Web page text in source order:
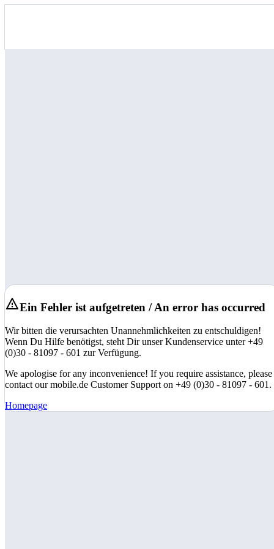
Ein Fehler ist aufgetreten / An error has occurred
Wir bitten die verursachten Unannehmlichkeiten zu entschuldigen!
Wenn Du Hilfe benötigst, steht Dir unser Kundenservice unter +49
(0)30 - 81097 - 601 zur Verfügung.
We apologise for any inconvenience! If you require assistance, please
contact our mobile.de Customer Support on +49 (0)30 - 81097 - 601.
Homepage